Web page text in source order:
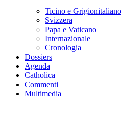
Ticino e Grigionitaliano
Svizzera
Papa e Vaticano
Internazionale
Cronologia
Dossiers
Agenda
Catholica
Commenti
Multimedia